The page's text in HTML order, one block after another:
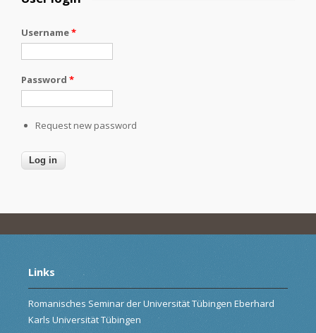
Username*
Password *
Request new password
Links
Romanisches Seminar der Universität Tübingen Eberhard
Karls Universität Tübingen